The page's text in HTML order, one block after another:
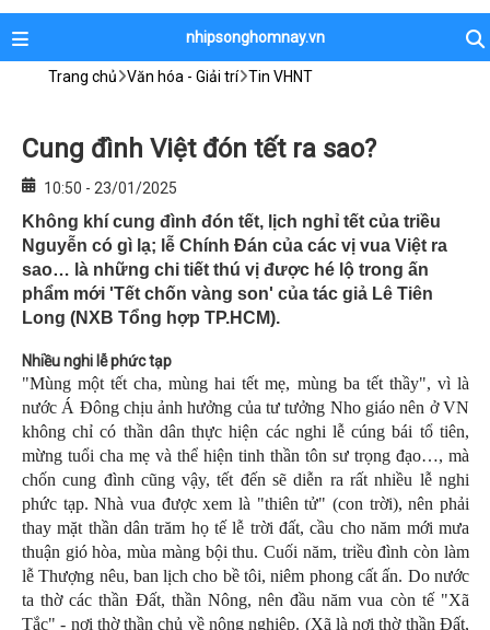
nhipsonghomnay.vn
Trang chủ Văn hóa - Giải trí Tin VHNT
Cung đình Việt đón tết ra sao?
10:50 - 23/01/2025
Không khí cung đình đón tết, lịch nghỉ tết của triều
Nguyễn có gì lạ; lễ Chính Đán của các vị vua Việt ra
sao… là những chi tiết thú vị được hé lộ trong ấn
phẩm mới 'Tết chốn vàng son' của tác giả Lê Tiên
Long (NXB Tổng hợp TP.HCM).
N hiều nghi lễ phức tạp
"Mùng một tết cha, mùng hai tết mẹ, mùng ba tết thầy", vì là
nước Á Đông chịu ảnh hưởng của tư tưởng Nho giáo nên ở VN
không chỉ có thần dân thực hiện các nghi lễ cúng bái tổ tiên,
mừng tuổi cha mẹ và thể hiện tinh thần tôn sư trọng đạo…, mà
chốn cung đình cũng vậy, tết đến sẽ diễn ra rất nhiều lễ nghi
phức tạp. Nhà vua được xem là "thiên tử" (con trời), nên phải
thay mặt thần dân trăm họ tế lễ trời đất, cầu cho năm mới mưa
thuận gió hòa, mùa màng bội thu. Cuối năm, triều đình còn làm
lễ Thượng nêu, ban lịch cho bề tôi, niêm phong cất ấn. Do nước
ta thờ các thần Đất, thần Nông, nên đầu năm vua còn tế "Xã
Tắc" - nơi thờ thần chủ về nông nghiệp. (Xã là nơi thờ thần Đất,